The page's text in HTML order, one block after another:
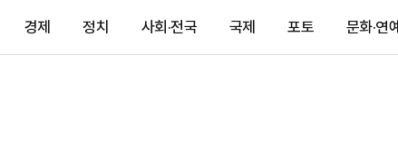
경제 정치 사회·전국 국제 포토 문화·연예